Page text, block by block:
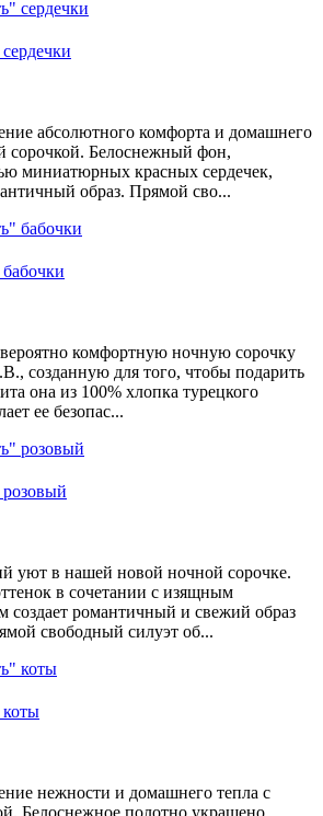
абсолютного комфорта и домашнего
сорочкой. Белоснежный фон,
миниатюрных красных сердечек,
образ. Прямой сво...
комфортную ночную сорочку
созданную для того, чтобы подарить
она из 100% хлопка турецкого
ее безопас...
уют в нашей новой ночной сорочке.
в сочетании с изящным
создает романтичный и свежий образ
свободный силуэт об...
нежности и домашнего тепла с